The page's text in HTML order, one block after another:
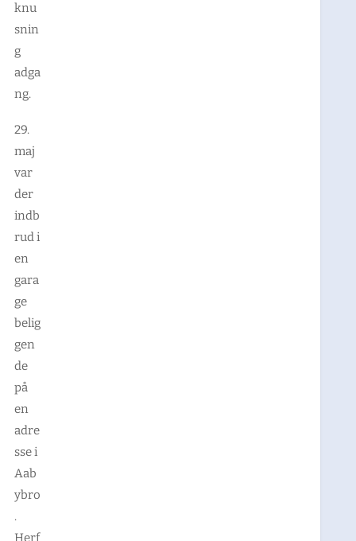
knu
snin
g
adga
ng.
29.
maj
var
der
indb
rud i
en
gara
ge
belig
gen
de
på
en
adre
sse i
Aab
ybro
.
Herf